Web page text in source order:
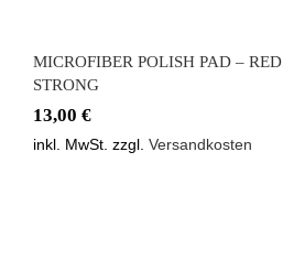
MICROFIBER POLISH PAD – RED
STRONG
13,00 €
inkl. MwSt. zzgl. Versandkosten